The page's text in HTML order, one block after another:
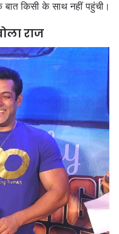
किसी के साथ नहीं पहुंची।
राज